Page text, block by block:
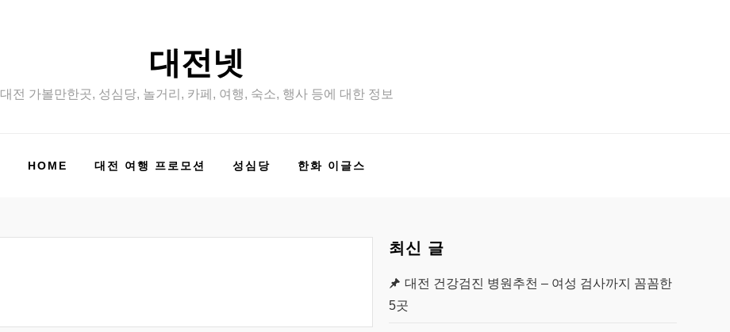
대전넷
대전 가볼만한곳, 성심당, 놀거리, 카페, 여행, 숙소, 행사 등에 대한 정보
HOME 대전 여행 프로모션 성심당 한화 이글스
최신 글
대전 건강검진 병원추천 – 여성 검사까지 꼼꼼한
5곳